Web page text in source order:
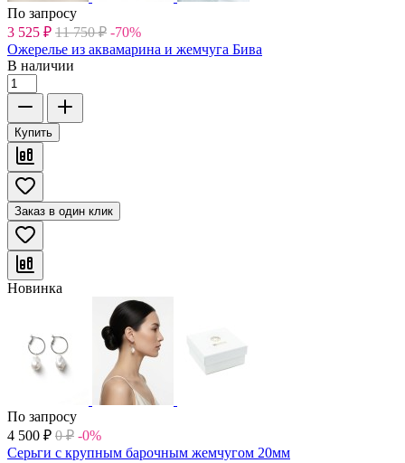
По запросу
3 525 ₽ 11 750 ₽ -70%
Ожерелье из аквамарина и жемчуга Бива
В наличии
Купить
Заказ в один клик
Новинка
По запросу
4 500 ₽ 0 ₽ -0%
Серьги с крупным барочным жемчугом 20мм